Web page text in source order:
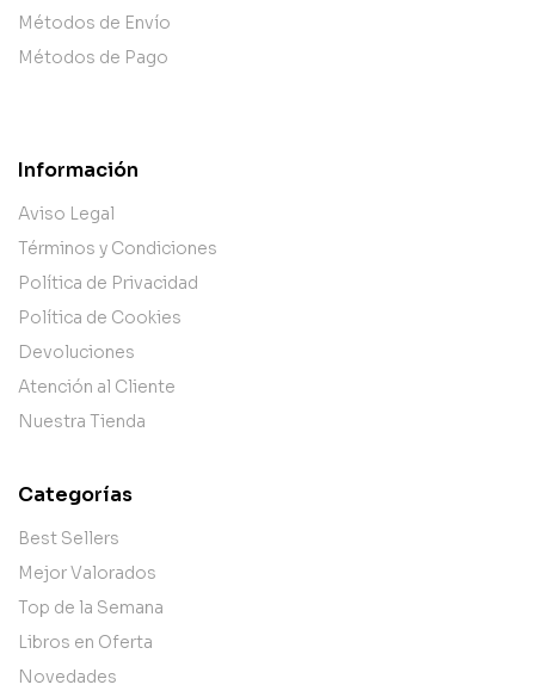
Métodos de Envío
Métodos de Pago
Información
Aviso Legal
Términos y Condiciones
Política de Privacidad
Política de Cookies
Devoluciones
Atención al Cliente
Nuestra Tienda
Categorías
Best Sellers
Mejor Valorados
Top de la Semana
Libros en Oferta
Novedades